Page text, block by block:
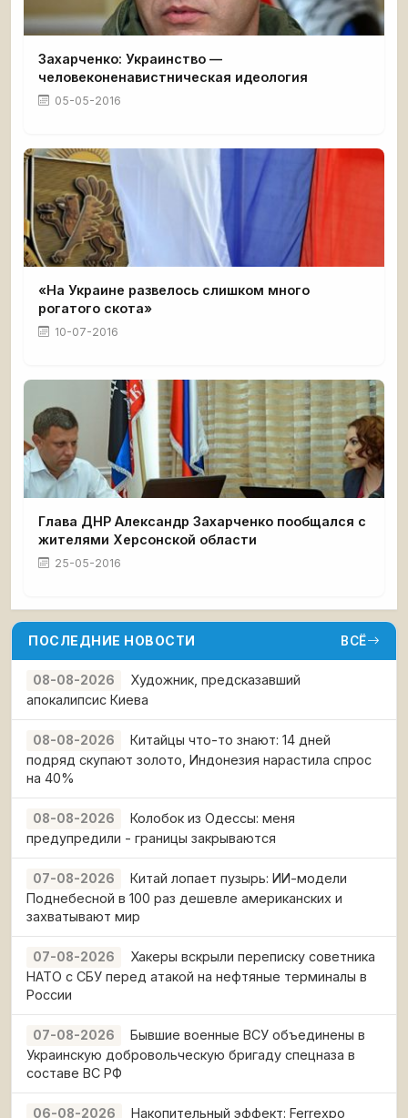
Захарченко: Украинство —
человеконенавистническая идеология
05-05-2016
«На Украине развелось слишком много
рогатого скота»
10-07-2016
Глава ДНР Александр Захарченко пообщался с
жителями Херсонской области
25-05-2016
ПОСЛЕДНИЕ НОВОСТИ ВСЁ
08-08-2026
Художник, предсказавший
апокалипсис Киева
08-08-2026
Китайцы что-то знают: 14 дней
подряд скупают золото, Индонезия нарастила спрос
на 40%
08-08-2026
Колобок из Одессы: меня
предупредили - границы закрываются
07-08-2026
Китай лопает пузырь: ИИ-модели
Поднебесной в 100 раз дешевле американских и
захватывают мир
07-08-2026
Хакеры вскрыли переписку советника
НАТО с СБУ перед атакой на нефтяные терминалы в
России
07-08-2026
Бывшие военные ВСУ объединены в
Украинскую добровольческую бригаду спецназа в
составе ВС РФ
06-08-2026 Накопительный эффект: Ferrexpo